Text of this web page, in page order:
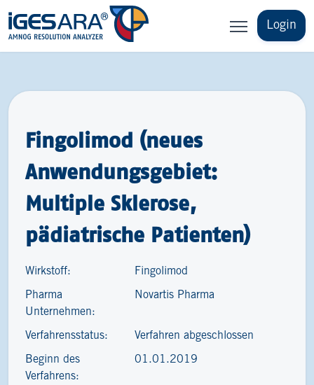
Login
Fingolimod (neues
Anwendungsgebiet:
Multiple Sklerose,
pädiatrische Patienten)
Wirkstoff: Fingolimod
Pharma
Unternehmen:
Novartis Pharma
Verfahrensstatus: Verfahren abgeschlossen
Beginn des
Verfahrens:
01.01.2019